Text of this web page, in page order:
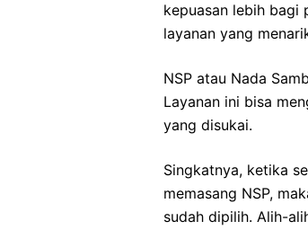
kepuasan lebih bagi
layanan yang
NSP atau Nada
Layanan ini bisa
yang disukai.
Singkatnya, ketika
memasang NSP,
sudah dipilih. Alih-